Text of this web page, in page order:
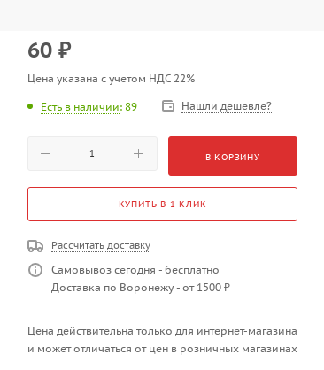
60 ₽
Цена указана с учетом НДС 22%
Есть в наличии: 89 Нашли дешевле?
В КОРЗИНУ
КУПИТЬ В 1 КЛИК
Рассчитать доставку
Самовывоз сегодня - бесплатно
Доставка по Воронежу - от 1500 ₽
Цена действительна только для интернет-магазина
и может отличаться от цен в розничных магазинах